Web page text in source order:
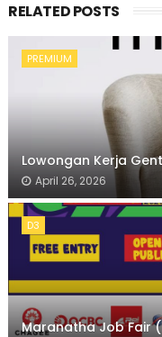
RELATED POSTS
PREMIUM
Lowongan Kerja
April 26, 2026
D3
Maranatha Job Fair